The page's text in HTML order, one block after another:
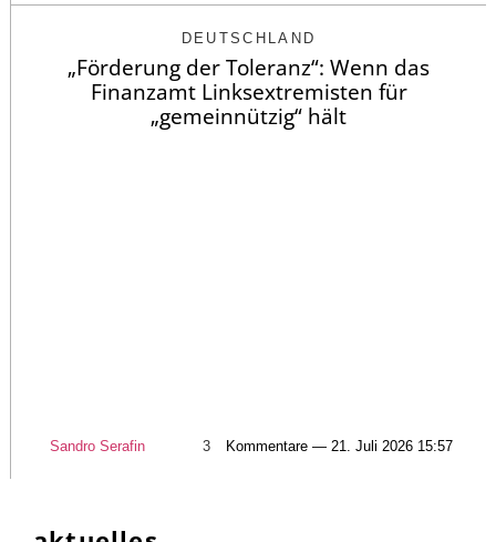
DEUTSCHLAND
„Förderung der Toleranz“: Wenn das
Finanzamt Linksextremisten für
„gemeinnützig“ hält
Sandro Serafin 3 Kommentare — 21. Juli 2026 15:57